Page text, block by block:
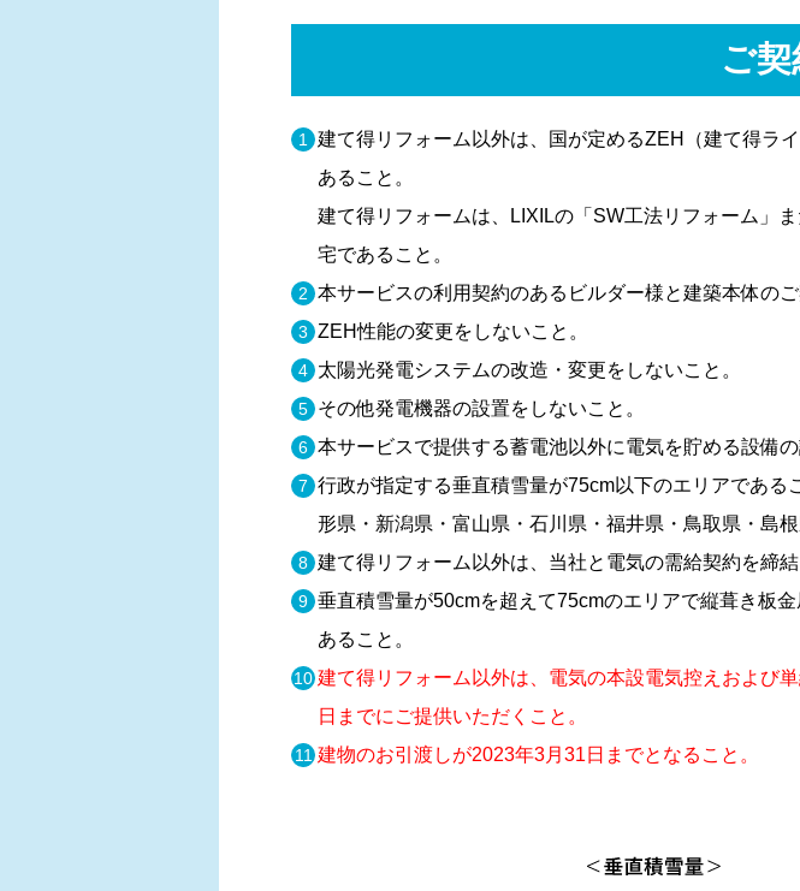
ご
建て得リフォーム以外は、国が定めるZEH（建て得ラ
あること。
建て得リフォームは、LIXILの「SW工法リフォーム」
宅であること。
本サービスの利⽤契約のあるビルダー様と建築本体のご
ZEH性能の変更をしないこと。
太陽光発電システムの改造・変更をしないこと。
その他発電機器の設置をしないこと。
本サービスで提供する蓄電池以外に電気を貯める設備の
⾏政が指定する垂直積雪量が75cm以下のエリアであ
形県・新潟県・富山県・石川県・福井県・鳥取県・島根
建て得リフォーム以外は、当社と電気の需給契約を締結
垂直積雪量が50cmを超えて75cmのエリアで縦葺き板
あること。
建て得リフォーム以外は、電気の本設電気控えおよび
日までにご提供いただくこと。
建物のお引渡しが2023年3月31日までとなること。